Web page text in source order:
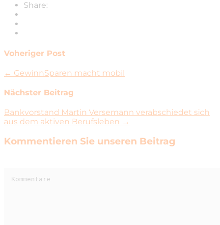
Share:
Voheriger Post
← GewinnSparen macht mobil
Nächster Beitrag
Bankvorstand Martin Versemann verabschiedet sich
aus dem aktiven Berufsleben →
Kommentieren Sie unseren Beitrag